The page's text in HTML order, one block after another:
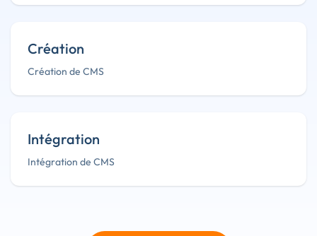
Création
Création de CMS
Intégration
Intégration de CMS